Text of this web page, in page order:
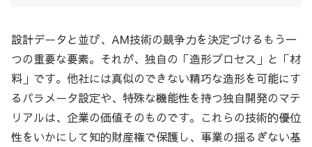
設計データと並び、AM技術の競争力を決定づけるもう一
つの重要な要素。それが、独自の「造形プロセス」と「材
料」です。他社には真似のできない精巧な造形を可能にす
るパラメータ設定や、特殊な機能性を持つ独自開発のマテ
リアルは、企業の価値そのものです。これらの技術的優位
性をいかにして知的財産権で保護し、事業の揺るぎない基